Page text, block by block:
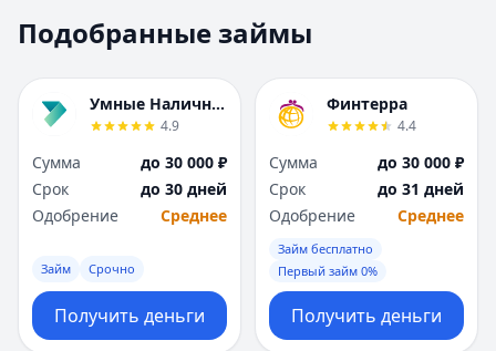
Набережные Челны
Нижний Новгород
Новокузнецк
Новосибирск
Омск
П
Пенза
Пермь
Р
Набережные
Нижний Новгород
Новокузнецк
Новосибирск
Омск
Оренбург
П
Пенза
Пермь
Р
Подобранные займы
Умные Наличные
4.9
Сумма
до 30 000 ₽
Срок
до 30 дней
Одобрение
Среднее
Займ Срочно
Получить деньги
Финтерра
4.4
Сумма
до 30 000 ₽
Срок
до 31 дней
Одобрение
Среднее
Займ бесплатно
Первый займ 0%
Получить деньги